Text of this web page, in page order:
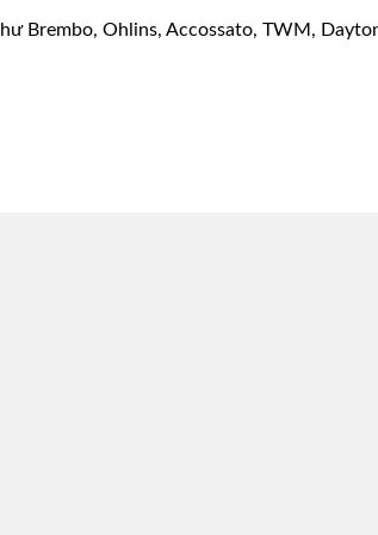
Brembo, Ohlins, Accossato, TWM,